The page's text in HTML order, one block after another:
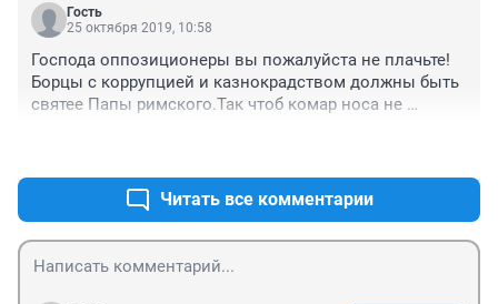
Гость
25 октября 2019, 10:58
Господа оппозиционеры вы пожалуйста не плачьте!
Борцы с коррупцией и казнокрадством должны быть
святее Папы римского.Так чтоб комар носа не
почистим ваши ряды, сломаем эту отвратительную
традицию. И вот в уже очищенном виде вы заслужите
и уважение граждан и пользу Родине начнете
приносить....а там глядишь и порулить государством
Читать все комментарии